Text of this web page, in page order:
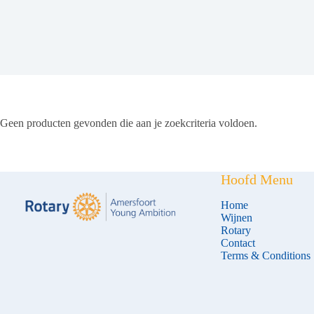
Geen producten gevonden die aan je zoekcriteria voldoen.
Hoofd Menu
Home
Wijnen
Rotary
Contact
Terms & Conditions